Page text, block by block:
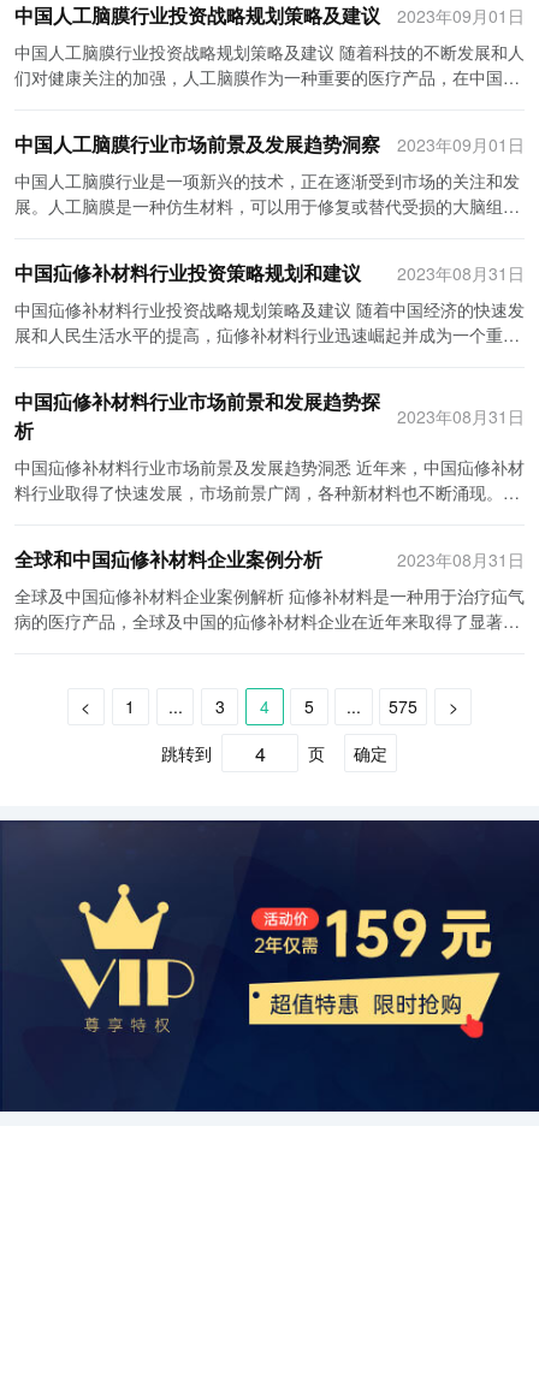
企业应加强创新能力的培养，提高产品的技术含量和附加值。同时，
加强企业间的合作与交流，促进行业的整体发展。研发机构应积极推
动科技成果的转化，将科技成果应用于实际生产中，切实解决行业面
临的问题。 综上所述，中国医用温控箱技术研发及资本动向表明，该
术在未来将会迎来更加广阔的市场空间。希望政府、企业和研发机构
民健康保驾护航。
用温控箱市场中，品牌的认知度和声誉非常关键。知名品牌通常能够
吸引更多的用户和合作伙伴，从而获得更大的市场份额。因此，各品
牌都在加大品牌宣传和市场推广力度。华美仪器和三诺生物等国内品
牌通过参加各种行业展览和研讨会，增加品牌曝光度，提升品牌形
要长期的维护和售后服务支持。能够提供快捷、优质的售后服务将成
为用户选择的关键因素。因此，各品牌都在加大售后服务团队的建
设，并提供全天候的服务支持。 综上所述，中国医用温控箱市场竞争
格局呈现出多层次的竞争态势。国外知名品牌以其先进的技术和丰富
逐渐崭露头角，小型本土企业在本土化优势和价格竞争力的支持下仍
各品牌争夺市场份额的关键因素。中国医用温控箱市场未来的竞争将
更加激烈，各品牌需要加强自身实力，在不断满足用户需求的同时，
也呈现出快速增长的趋势。 全球医用温控箱行业的发展受益于不断推
进的技术创新。随着科技的不断进步，医用温控箱的性能得到了显著
提升。例如，采用智能控制技术，可以更精确地控制温度，确保药品
战，如价格竞争激烈、技术壁垒较高等，需要进一步加强创新能力和
研发投入。 中国医用温控箱行业的发展也面临着一些挑战。首先，国
内医用温控箱行业市场竞争激烈，各家企业在价格、品质、售后等方
面都有一定的竞争优势，需要不断加强自身的核心竞争力。其次，医
力。另外，由于医疗行业的特殊性，医用温控箱面临着一些市场准入
和监管的挑战，需要加强各方的合作与沟通，建立健全的监管制度。
全球及中国医用温控箱行业的发展前景令人振奋。随着医疗行业的快
速发展和人们对医疗服务质量要求的提高，医用温控箱的需求将继续
保等方向将成为行业发展的趋势。对于中国来说，中西部地区的医用
温控箱市场潜力巨大，可以进一步开发和拓展。全球及中国医用温控
箱行业正迎来新的发展机遇，各企业应密切关注市场变化，加强技术
研发和创新能力，积极参与国际合作，共同推动医疗行业的进步和发
展。
如，可调节的温度范围，可实现精确的温度控制；定时开关功能，可
以定时进行温度调整；同时，一些高端产品还具备远程控制和监控的
能力。这些创新使得医用温控箱更加符合医疗机构的需求和使用要
温控箱的需求量不断增加。其中，医院和实验室是医用温控箱的主要
使用场所。预计未来几年内，医用温控箱市场将继续保持良好的增长
势头。 此外，数据来源还提供了一些关于医用温控箱市场竞争格局的
产品，提高产品质量和性能。然而，市场上也存在一些小型企业和新
进入者，它们通过价格竞争和创新技术来争取市场份额。这一竞争格
局为医用温控箱行业的发展带来了一定的活力。 总结起来，医用温控
箱行业在医疗领域中起着至关重要的作用。它们能够有效保护医用物
断创新，满足医疗机构的需求和要求。根据相关数据来源，国内医用
温控箱市场呈现出不断扩大的趋势，并存在着一定的竞争格局。对于
温控箱行业的进一步发展。
疾病。随着脑部疾病的不断增加，人工脑膜市场也在逐渐扩大。根据
行业研究机构的数据显示，人工脑膜市场预计在未来几年将保持较高
的增长率。 首先，人工脑膜市场受益于脑部疾病的增加。随着人口老
求。 其次，医疗技术的进步也促进了人工脑膜行业的快速发展。随着
医疗技术的不断创新，人工脑膜的质量不断提高。新型人工脑膜的研
发使得手术更加安全和有效，大大提高了治疗效果。这为人工脑膜市
膜行业的发展。一方面，政府加大对医疗器械行业的政策支持，提供
了资金和政策上的便利；另一方面，政府在健康教育和科技创新方面
也加大了投入，为人工脑膜行业的发展创造了有利的环境。 数据来源
业决策和市场预测提供了参考依据。这些数据包括市场规模、需求
量、增长率等。文章中所提到的数据是经过仔细筛选和比对得出的，
具有一定的可靠性。 此外，本文还参考了相关医学期刊和学术论文的
研究成果。这些研究成果通过科学实验和临床实践，对人工脑膜行业
的发展进行了深入的探究和分析。通过引用这些研究成果，可以提高
进步，人工脑膜行业得到了快速的发展。政府的政策支持和资金投入
些挑战，如市场竞争激烈和技术研发难度大等。因此，企业在发展过
程中需要不断的创新和提高，以满足市场需求。
中国人工脑膜行业投资战略规划策略及建议
2023年09月01日
中国人工脑膜行业投资战略规划策略及建议 随着科技的不断发展和人
们对健康关注的加强，人工脑膜作为一种重要的医疗产品，在中国市
一套完善的战略规划策略。本文将讨论中国人工脑膜行业的投资建议
和战略规划。 首先，投资者应该关注人工脑膜行业的市场需求和趋
势。了解市场需求对于投资者来说至关重要，可以帮助他们确定产品
开发方向和市场定位。此外，投资者还应该密切关注人工脑膜行业的
作为一种医疗产品，人工脑膜的研发、生产和销售都受到相关政策的
限制和监管。因此，投资者需要了解相关的政策环境和法规要求，确
保自己的投资符合法律法规，并避免潜在的风险。 第三，投资者应该
投资者还可以与科研机构和高等院校合作，共同开展研发项目，提高
人工脑膜产品的技术水平和创新能力。 另外，投资者还应该注重市场
推广和销售渠道的建设。市场推广是投资者将产品引入市场的重要手
段，可以通过举办学术交流会议、发布科研成果等方式提高人工脑膜
产品的知名度和影响力。同时，投资者还应该建立完善的销售渠道，
售。 最后，投资者需要注重产品质量和服务。人工脑膜作为一种医疗
产品，质量问题直接关系到患者的健康和生命安全。因此，投资者需
要建立完善的质量控制体系，确保产品的质量可靠。同时，投资者还
应该注重售后服务，及时回应用户的咨询和投诉，提高用户满意度。
得成功，投资者需要有一套完善的战略规划策略。投资者应该关注市
场需求和趋势，了解政策环境和法规要求，注重产品的研发和创新能
有不断优化自身的投资战略，投资者才能在中国人工脑膜行业中取得
中国人工脑膜行业市场前景及发展趋势洞察
2023年09月01日
中国人工脑膜行业是一项新兴的技术，正在逐渐受到市场的关注和发
展。人工脑膜是一种仿生材料，可以用于修复或替代受损的大脑组
常广阔。随着老龄化社会的到来和人们对健康关注度的提高，神经系
统疾病的发病率也在不断增加。而人工脑膜作为一种治疗手段，可以
在一定程度上修复受损的脑部组织，减轻患者的痛苦和提高其生活质
国内仍处于起步阶段。然而，随着科技水平的提高和医疗技术的进
步，人工脑膜的质量和性能将会不断提升。相信在不久的将来，中国
的科学家和医生将会突破目前的瓶颈，研发出更加先进和有效的人工
脑膜产品。此外，随着医疗设备的智能化和互联网技术的融入，人工
脑膜的应用范围也将会进一步扩大，为患者提供更加便捷和个性化的
持。由于人工脑膜的重要性和潜在的经济效益，政府对于该行业的支
持和鼓励也在不断增加。相关的政策和法规将会更加完善，为人工脑
膜的研发和应用提供更加有力的保障。此外，随着资本的进一步介
入，人工脑膜行业将会迎来更多的投资和合作机会，有助于推进行业
机会，但也面临着一些挑战和难题。首先，人工脑膜的研发和生产需
要具备高度的科研实力和生产技术，这对于中国的企业来说可能存在
决的问题。与此同时，由于人工脑膜属于高新技术产品，其价格较
遇。但同时也需要解决一些挑战和难题，以推动行业的发展和进步。
相信在不久的将来，人工脑膜将会成为中国医疗领域中的重要组成部
分，为患者提供更加精准和有效的治疗方案。
中国疝修补材料行业投资策略规划和建议
2023年08月31日
中国疝修补材料行业投资战略规划策略及建议 随着中国经济的快速发
展和人民生活水平的提高，疝修补材料行业迅速崛起并成为一个重要
业的投资战略规划策略，并提出一些建议。 首先，对于投资者来说，
了解市场需求和趋势是至关重要的。根据中国国家统计局的数据，中
国的老龄人口正在快速增长，这导致了疝气病例的增加。因此，疝修
补材料的需求也随之增加。投资者可以通过分析市场趋势和需求来确
期，与国际先进水平存在一定差距。投资者应积极寻求技术合作和引
进国外先进设备，提高产品的质量和技术水平。此外，投资者还应加
大研发投入，不断创新，开发新型疝修补材料，以满足市场需求。 再
次，建立健全的销售网络是实现投资回报的关键。中国地域辽阔，市
心建立良好的合作关系，提供优质产品和服务，以赢得客户的信任和
支持。此外，投资者还可以考虑通过互联网销售渠道，提高产品的市
政策支持和监管将直接影响到疝修补材料行业的发展。投资者应关注
合作。此外，投资者还应严格遵守相关的法律法规和质量标准，确保
量和技术创新，建立健全的销售网络，与政府部门进行合作，实现投
资回报。然而，投资者也要注意市场竞争激烈和市场监管的挑战。只
有制定合理有效的投资战略规划策略，并不断调整和改进，才能在中
国疝修补材料行业中取得成功。
中国疝修补材料行业市场前景和发展趋势探
析
2023年08月31日
中国疝修补材料行业市场前景及发展趋势洞悉 近年来，中国疝修补材
料行业取得了快速发展，市场前景广阔，各种新材料也不断涌现。本
首先，中国疝修补材料行业的市场前景非常乐观。随着中国人口老龄
化程度的加剧和生活水平的提高，疝气病的发病率也逐年上升。据统
计，中国目前每年约有30万人因疝气病而需要接受手术治疗，其中大
部分病例需要进行疝修补术。而疝修补术中所需的材料主要包括人工
明显。一方面，随着医疗技术的进步和人们对生活质量的要求提高，
对疝修补材料的性能要求也在不断增加。传统的人工网片在使用过程
中存在较多问题，如感染、瘢痕等，而新材料的出现可以解决这些问
题，并提供更好的修复效果。例如，融合了远红外功能的修补膜具有
的发生。此外，具有生物相容性、生物可降解性的材料也受到越来越
竞争激烈。目前，国内外疝修补材料生产商众多，产品品种繁多，竞
争激烈。为了在市场上脱颖而出，企业需要不断提高产品质量，开发
具有独特功能的新材料。其次，市场监管不完善。目前，对疝修补材
料的管理尚不够严格，一些不合格的产品仍然存在于市场中。这不仅
影响了行业的整体形象，还有可能对患者的身体健康造成一定的危
害。因此，政府和相关部门应加强监管，对疝修补材料进行更严格的
全球和中国疝修补材料企业案例分析
2023年08月31日
全球及中国疝修补材料企业案例解析 疝修补材料是一种用于治疗疝气
病的医疗产品，全球及中国的疝修补材料企业在近年来取得了显著的
卢克公司（Davol-Gore），生产的疝修复材料质量过硬，且具有较高
的市场占有率。该公司在全球范围内拥有广泛的分销渠道和良好的品
牌声誉。同样，英国的埃塞克斯公司（Essex），以其创新的产品和
稳固地发展着。 与全球范围相比，中国的疝修补材料企业相对较为年
了不小的份额。晟德医疗通过合理的定价和品质保证，吸引了众多消
费者的关注和认可。此外，中国的疝修补材料企业还涌现出一批新兴
企业，如恒瑞医药、京山维安等。它们通过创新技术和灵活的市场策
略积极开拓市场，并逐渐在行业中崭露头角。 全球及中国疝修补材料
企业的成功离不开一系列因素的支持。首先，科技创新是关键。全球
龙头企业凭借其强大的研发实力和技术优势，不断推出具有高性能和
< 1 ... 3 4 5 ... 575
>
跳转到
页 确定